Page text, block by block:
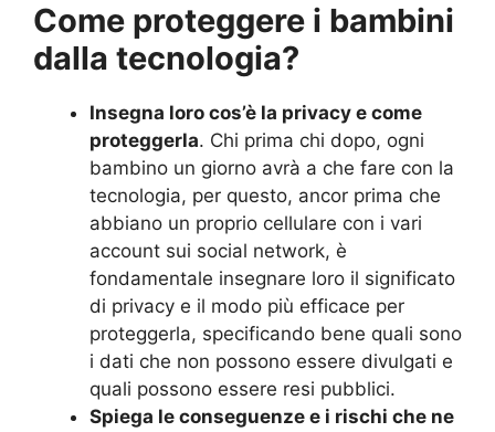
Come proteggere i bambini
dalla tecnologia?
Insegna loro cos’è la privacy e come
proteggerla. Chi prima chi dopo, ogni
bambino un giorno avrà a che fare con la
tecnologia, per questo, ancor prima che
abbiano un proprio cellulare con i vari
account sui social network, è
fondamentale insegnare loro il significato
di privacy e il modo più efficace per
proteggerla, specificando bene quali sono
i dati che non possono essere divulgati e
quali possono essere resi pubblici.
Spiega le conseguenze e i rischi che ne